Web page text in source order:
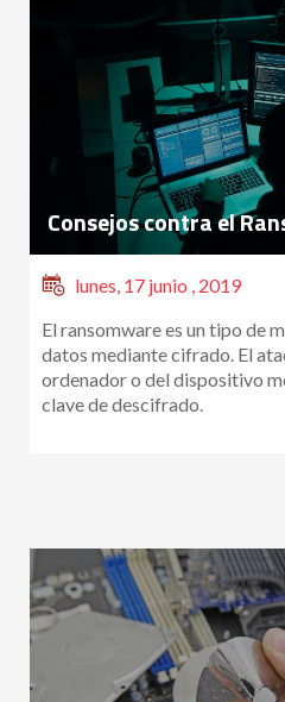
Consejos contra el
lunes, 17 junio , 2019
El ransomware es un tipo de
datos mediante cifrado. El
ordenador o del dispositivo
clave de descifrado.